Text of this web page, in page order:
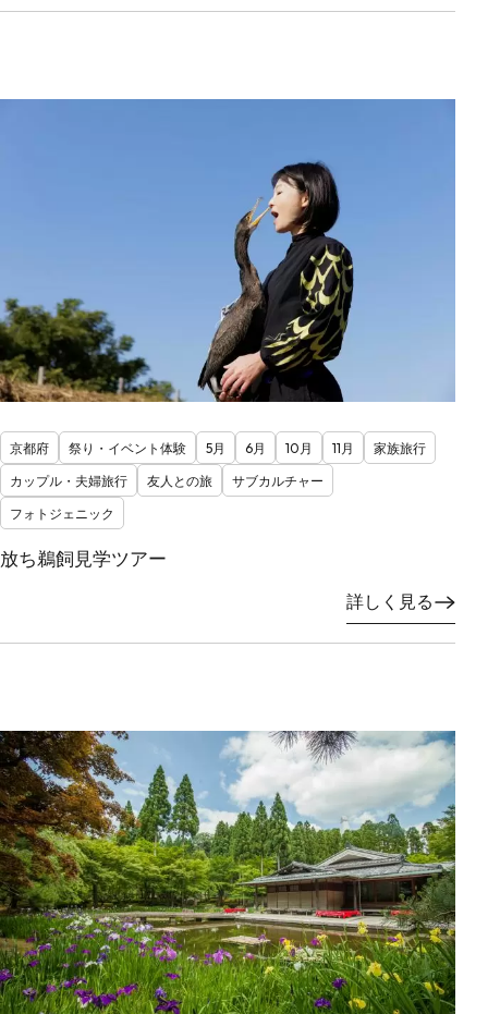
京都府 祭り・イベント体験 5月 6月 10月 11月
家族旅行
カップル・夫婦旅行
友人との旅
サブカルチャー
フォトジェニック
放ち鵜飼見学ツアー
詳しく見る